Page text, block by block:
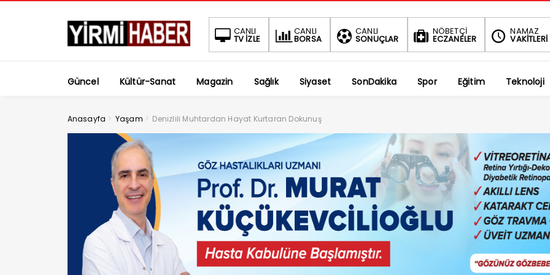
CANLI
TV İZLE
CANLI
BORSA
CANLI
SONUÇLAR
NÖBETÇİ
ECZANELER
NAMAZ
VAKİTLERİ
BIST
-0.13% 1.688,50
DOLAR
% 47,6976
Güncel Kültür-Sanat Magazin Sağlık Siyaset SonDakika Spor Eğitim Teknoloji
Anasayfa > Yaşam > Denizlili Muhtardan Hayat Kurtaran Dokunuş